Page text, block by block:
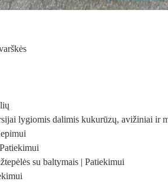
lygiomis dalimis kukurūzų, avižiniai ir
su baltymais | Patiekimui